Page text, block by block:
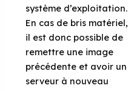
système d’exploitation.
En cas de bris matériel,
il est donc possible de
remettre une image
précédente et avoir un
serveur à nouveau